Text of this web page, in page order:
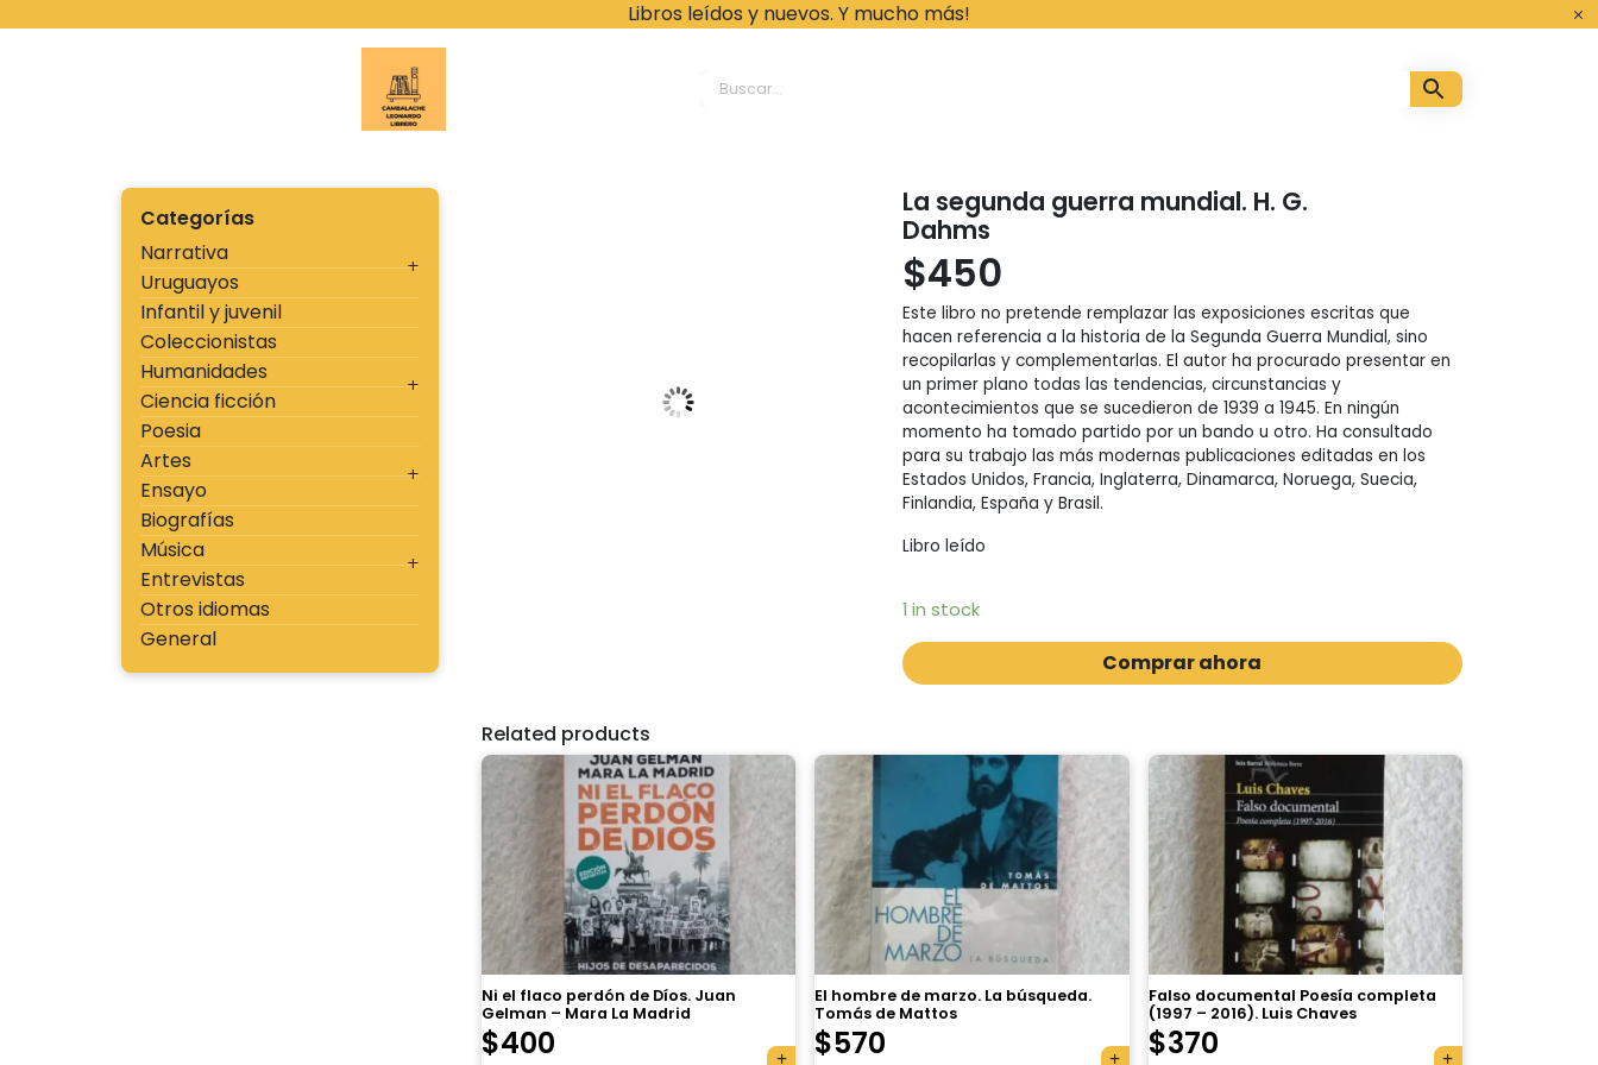
Libros leídos y nuevos. Y mucho más!
Categorías
Narrativa
Uruguayos
Infantil y juvenil
Coleccionistas
Humanidades
Ciencia ficción
Poesia
Artes
Ensayo
Biografías
Música
Entrevistas
Otros idiomas
General
La segunda guerra mundial. H. G.
Dahms
$450
Este libro no pretende remplazar las exposiciones escritas que
hacen referencia a la historia de la Segunda Guerra Mundial, sino
recopilarlas y complementarlas. El autor ha procurado presentar en
un primer plano todas las tendencias, circunstancias y
acontecimientos que se sucedieron de 1939 a 1945. En ningún
momento ha tomado partido por un bando u otro. Ha consultado
para su trabajo las más modernas publicaciones editadas en los
Estados Unidos, Francia, Inglaterra, Dinamarca, Noruega, Suecia,
Finlandia, España y Brasil.
Libro leído
1 in stock
Comprar ahora
Related products
Ni el flaco perdón de Díos. Juan
Gelman – Mara La Madrid
$400
El hombre de marzo. La búsqueda.
Tomás de Mattos
$570
Falso documental Poesía completa
(1997 – 2016). Luis Chaves
$370